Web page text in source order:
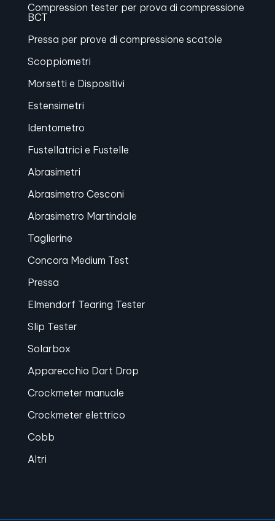
Compression tester per prova di compressione
BCT
Pressa per prove di compressione scatole
Scoppiometri
Morsetti e Dispositivi
Estensimetri
Identometro
Fustellatrici e Fustelle
Abrasimetri
Abrasimetro Cesconi
Abrasimetro Martindale
Taglierine
Concora Medium Test
Pressa
Elmendorf Tearing Tester
Slip Tester
Solarbox
Apparecchio Dart Drop
Crockmeter manuale
Crockmeter elettrico
Cobb
Altri